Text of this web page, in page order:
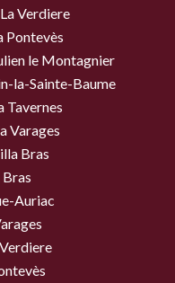
Verdiere
Pontevès
le Montagnier
la-Sainte-Baume
Tavernes
Varages
Bras
Auriac